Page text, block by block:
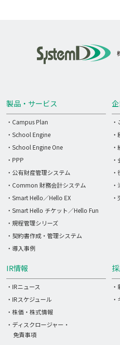
製品・サービス
・Campus Plan
・School Engine
・School Engine One
・PPP
・公有財産管理システム
・Common 財務会計システム
・Smart Hello／Hello EX
・Smart Hello チケット／Hello Fun
・規程管理シリーズ
・契約書作成・管理システム
・導入事例
IR情報
・IRニュース
・IRスケジュール
・株価・株式情報
・ディスクロージャー・
免責事項